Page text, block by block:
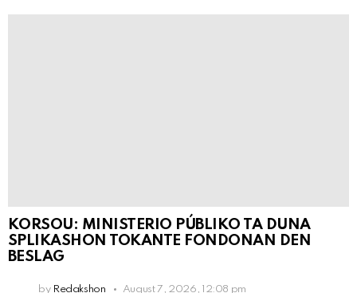
KORSOU: MINISTERIO PÚBLIKO TA DUNA
SPLIKASHON TOKANTE FONDONAN DEN
BESLAG
by Redakshon August 7, 2026, 12:08 pm